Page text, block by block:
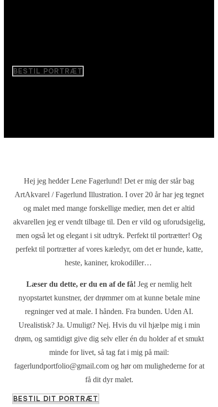
BESTIL PORTRÆT
Hej jeg hedder Lene Fagerlund! Det er mig der står bag
ArtAkvarel / Fagerlund Illustration. I over 20 år har jeg tegnet
og malet med mange forskellige medier, men det er altid
akvarellen jeg er vendt tilbage til. Den er vild og uforudsigelig,
men også let og elegant i sit udtryk. Perfekt til portrætter! Og
perfekt til portrætter af vores kæledyr, om det er hunde, katte,
heste, kaniner, krokodiller…
Læser du dette, er du en af de få! Jeg er nemlig helt
nyopstartet kunstner, der drømmer om at kunne betale mine
regninger ved at male. I hånden. Fra bunden. Uden AI.
Urealistisk? Ja. Umuligt? Nej. Hvis du vil hjælpe mig i min
drøm, og samtidigt give dig selv eller én du holder af et smukt
minde for livet, så tag fat i mig på mail:
fagerlundportfolio@gmail.com og hør om mulighederne for at
få dit dyr malet.
BESTIL DIT PORTRÆT